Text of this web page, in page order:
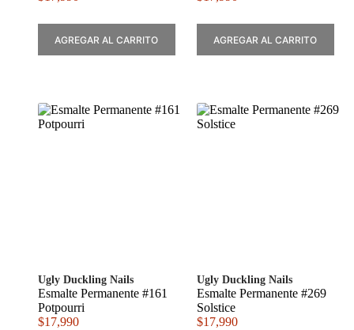
AGREGAR AL CARRITO AGREGAR AL CARRITO
Ugly Duckling Nails
Esmalte Permanente #161
Potpourri
$17,990
Ugly Duckling Nails
Esmalte Permanente #269
Solstice
$17,990